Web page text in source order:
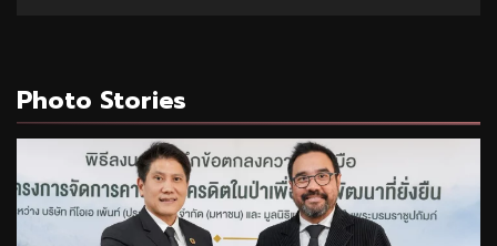
Photo Stories